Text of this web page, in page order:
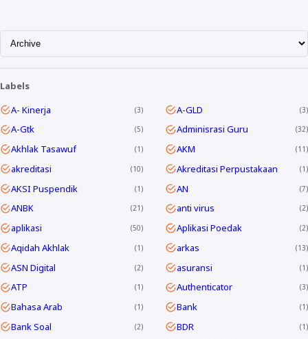
Labels
A- Kinerja
3 A-GLD 3
A-Gtk 5 Adminisrasi Guru 32
Akhlak Tasawuf 1 AKM 11
akreditasi 10 Akreditasi Perpustakaan 1
AKSI Puspendik 1 AN 7
ANBK 21 anti virus 2
aplikasi 50 Aplikasi Poedak 2
Aqidah Akhlak 1 arkas 13
ASN Digital 2 asuransi 1
ATP 1 Authenticator 3
Bahasa Arab 1 Bank 1
Bank Soal 2 BDR 1